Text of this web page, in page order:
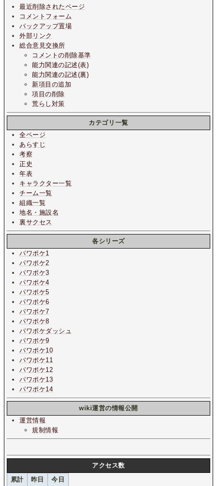
最近削除されたページ
コメントフォーム
バックアップ置場
外部リンク
総合意見交換所
コメントの削除基準
能力関連の記述(表)
能力関連の記述(裏)
新項目の追加
項目の削除
荒らし対策
カテゴリ一覧
全ページ
あらすじ
考察
正史
年表
キャラクター一覧
チーム一覧
組織一覧
地名・施設名
裏サクセス
各シリーズ
パワポケ1
パワポケ2
パワポケ3
パワポケ4
パワポケ5
パワポケ6
パワポケ7
パワポケ8
パワポケダッシュ
パワポケ9
パワポケ10
パワポケ11
パワポケ12
パワポケ13
パワポケ14
wiki運営の情報公開
運営情報
規制情報
アクセス数
累計
昨日 今日